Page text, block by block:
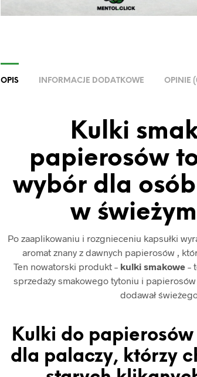
OPIS INFORMACJE DODATKOWE OPINIE
Kulki
papierosów
wybór dla
w
Po zaaplikowaniu i rozgnieceniu kapsułki
aromat znany z dawnych papierosów ,
Ten nowatorski produkt – kulki smakowe–
sprzedaży smakowego tytoniu i
dodawał
Kulki do
dla palaczy, którzy